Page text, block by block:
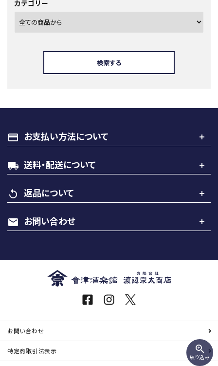
カテゴリー
検索する
zoom_in
絞り込み
カテゴリー
payment お支払い方法について
local_shipping 送料・配送について
replay 返品について
mail お問い合わせ
お問い合わせ
特定商取引法表示